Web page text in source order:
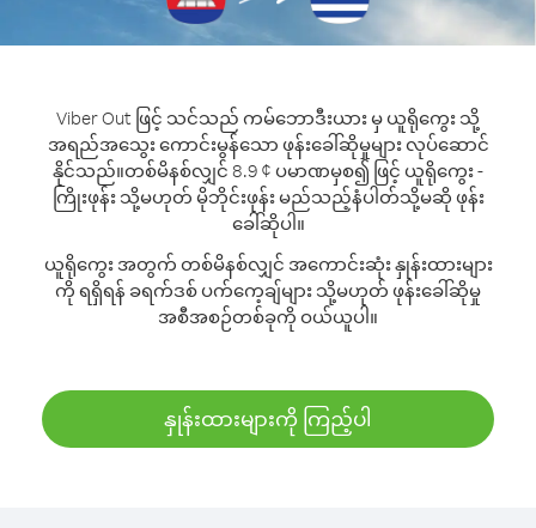
Viber Out ဖြင့် သင်သည် ကမ်ဘောဒီးယား မှ ယူရိုကွေး သို့
အရည်အသွေး ကောင်းမွန်သော ဖုန်းခေါ်ဆိုမှုများ လုပ်ဆောင်
နိုင်သည်။တစ်မိနစ်လျှင် 8.9 ¢ ပမာဏမှစ၍ ဖြင့် ယူရိုကွေး -
ကြိုးဖုန်း သို့မဟုတ် မိုဘိုင်းဖုန်း မည်သည့်နံပါတ်သို့မဆို ဖုန်း
ခေါ်ဆိုပါ။
ယူရိုကွေး အတွက် တစ်မိနစ်လျှင် အကောင်းဆုံး နှုန်းထားများ
ကို ရရှိရန် ခရက်ဒစ် ပက်ကေ့ချ်များ သို့မဟုတ် ဖုန်းခေါ်ဆိုမှု
အစီအစဉ်တစ်ခုကို ဝယ်ယူပါ။
နှုန်းထားများကို ကြည့်ပါ